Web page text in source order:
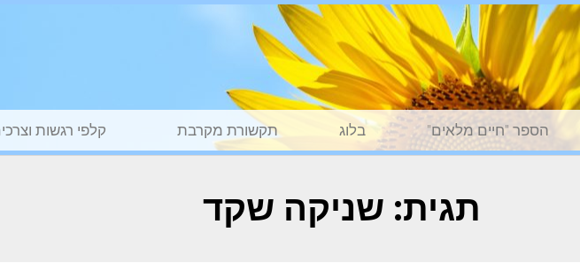
הספר "חיים מלאים" בלוג תקשורת מקרבת קלפי רגשות
תגית: שניקה שקד